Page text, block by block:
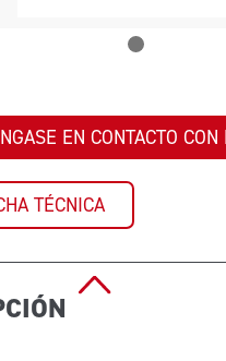
EN CONTACTO CON
TÉCNICA